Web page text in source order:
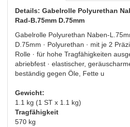
Details: Gabelrolle Polyurethan
Rad-B.75mm D.75mm
Gabelrolle Polyurethan Naben-
D.75mm · Polyurethan · mit je 2
Rolle · für hohe Tragfähigkeiten
abriebfest · elastischer,
beständig gegen Öle, Fette u
Gewicht:
1.1 kg (1 ST x 1.1 kg)
Tragfähigkeit
570 kg